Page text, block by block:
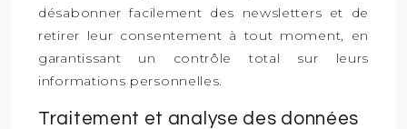
désabonner facilement des newsletters et de
retirer leur consentement à tout moment, en
garantissant un contrôle total sur leurs
informations personnelles.
Traitement et analyse des données